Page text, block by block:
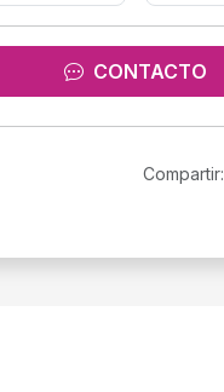
CONTACTO
Compartir: